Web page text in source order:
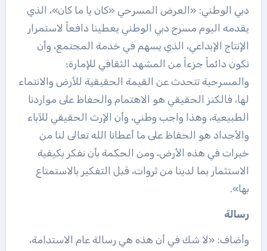
دبي الوطني: «العرض المسرحي «كان يا ما كان»، الذي
يقدمه اليوم مسرح دبي الوطني يعطينا دافعاً لاستمرار
الإنتاج الإبداعي، الذي يسهم في خدمة المجتمع، وأن
نكون دائماً جزءاً من المشهد الثقافي للإمارة؛
والمسرحية تتحدث عن القيمة الحقيقية للأرض والانتماء
لها، فالكنز الحقيقي هو الاهتمام والحفاظ على مواردنا
الطبيعية، وهذا واجب وطني، وأن الإرث الحقيقي للآباء
والأجداد هو الحفاظ على ما أعطانا الله تعالى لنا من
خيرات في هذه الأرض، ومن الحكمة بأن نفكر بكيفية
الاستثمار بما لدينا من ثروات، قبل التفكير بالاستمتاع
بها».
رسالة
وأضاف: «لا شك في أن هذه هي رسالة عام الاستدامة،